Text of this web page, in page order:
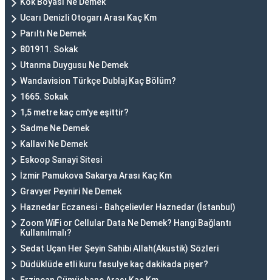
Ucarı Denizli Otogarı Arası Kaç Km
Parıltı Ne Demek
801911. Sokak
Utanma Duygusu Ne Demek
Wandavision Türkçe Dublaj Kaç Bölüm?
1665. Sokak
1,5 metre kaç cm'ye eşittir?
Sadme Ne Demek
Kallavi Ne Demek
Eskoop Sanayi Sitesi
İzmir Pamukova Sakarya Arası Kaç Km
Gravyer Peyniri Ne Demek
Haznedar Eczanesi - Bahçelievler Haznedar (İstanbul)
Zoom WiFi or Cellular Data Ne Demek? Hangi Bağlantı
Kullanılmalı?
Sedat Uçan Her Şeyin Sahibi Allah(Akustik) Sözleri
Düdüklüde etli kuru fasulye kaç dakikada pişer?